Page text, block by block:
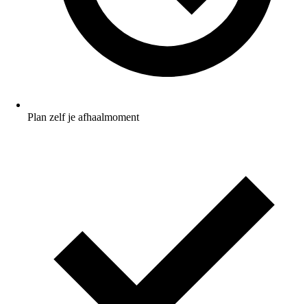
Plan zelf je afhaalmoment